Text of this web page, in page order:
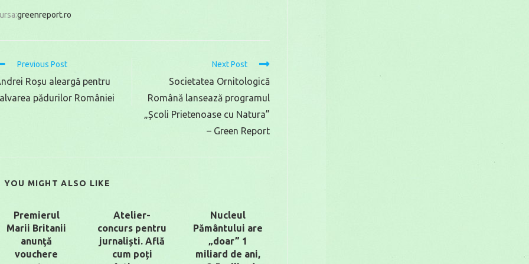
greenreport.ro
Previous Post
Roșu aleargă pentru
pădurilor României
Next Post
Societatea Ornitologică
Română lansează programul
„Școli Prietenoase cu Natura”
– Green Report
YOU MIGHT ALSO LIKE
Premierul
Marii Britanii
anunţă
vouchere
Atelier-
concurs pentru
jurnaliști. Află
cum poți
Nucleul
Pământului are
„doar” 1
miliard de ani,